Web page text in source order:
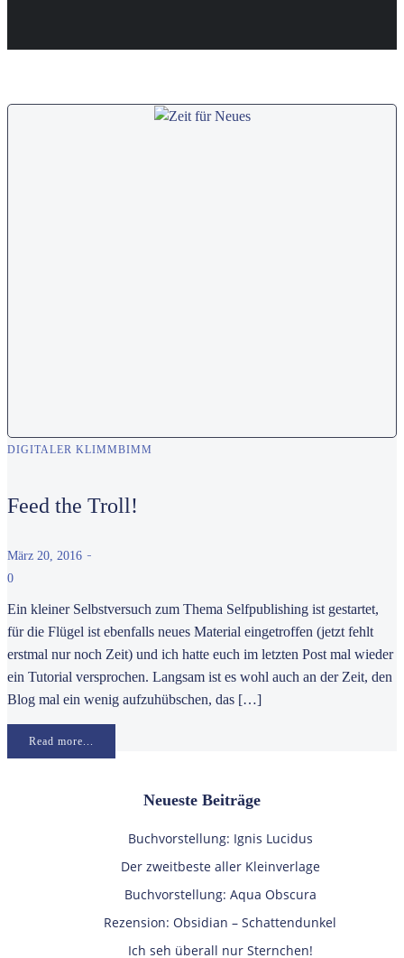
DIGITALER KLIMMBIMM
Feed the Troll!
März 20, 2016 -
0
Ein kleiner Selbstversuch zum Thema Selfpublishing ist gestartet,
für die Flügel ist ebenfalls neues Material eingetroffen (jetzt fehlt
erstmal nur noch Zeit) und ich hatte euch im letzten Post mal wieder
ein Tutorial versprochen. Langsam ist es wohl auch an der Zeit, den
Blog mal ein wenig aufzuhübschen, das […]
Read more...
Neueste Beiträge
Buchvorstellung: Ignis Lucidus
Der zweitbeste aller Kleinverlage
Buchvorstellung: Aqua Obscura
Rezension: Obsidian – Schattendunkel
Ich seh überall nur Sternchen!